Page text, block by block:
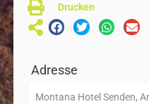
Drucken
Adresse
Montana Hotel Senden,